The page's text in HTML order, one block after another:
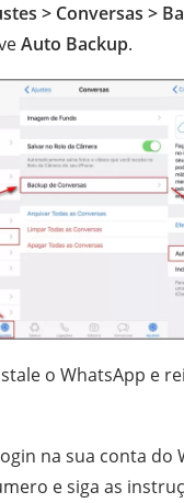
> Conversas >
Auto Backup.
o WhatsApp e
na sua conta do
e siga as